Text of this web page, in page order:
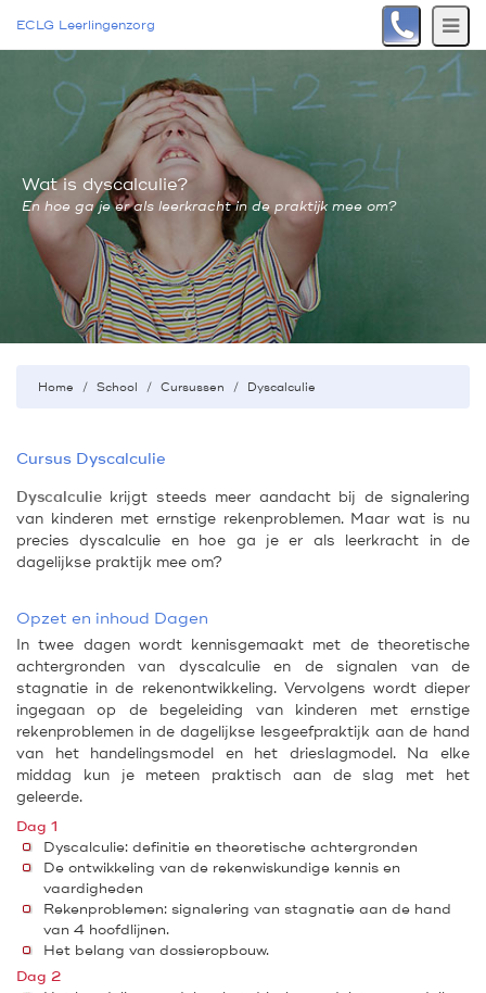
ECLG Leerlingenzorg
Wat is dyscalculie?
En hoe ga je er als leerkracht in de praktijk mee om?
Home School Cursussen Dyscalculie
Cursus Dyscalculie
Dyscalculie krijgt steeds meer aandacht bij de signalering
van kinderen met ernstige rekenproblemen. Maar wat is nu
precies dyscalculie en hoe ga je er als leerkracht in de
dagelijkse praktijk mee om?
Opzet en inhoud Dagen
In twee dagen wordt kennisgemaakt met de theoretische
achtergronden van dyscalculie en de signalen van de
stagnatie in de rekenontwikkeling. Vervolgens wordt dieper
ingegaan op de begeleiding van kinderen met ernstige
rekenproblemen in de dagelijkse lesgeefpraktijk aan de hand
van het handelingsmodel en het drieslagmodel. Na elke
middag kun je meteen praktisch aan de slag met het
geleerde.
Dag 1
Dyscalculie: definitie en theoretische achtergronden
De ontwikkeling van de rekenwiskundige kennis en
vaardigheden
Rekenproblemen: signalering van stagnatie aan de hand
van 4 hoofdlijnen.
Het belang van dossieropbouw.
Dag 2